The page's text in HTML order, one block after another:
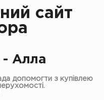
сайт
- Алла
допомогти з купівлею